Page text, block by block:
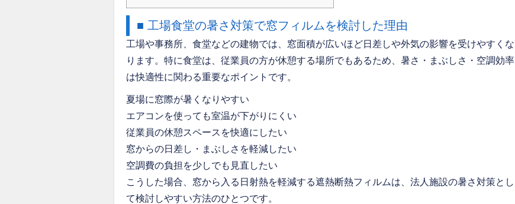
■ 工場食堂の暑さ対策で窓フィルムを検討した理由
工場や事務所、食堂などの建物では、窓面積が広いほど日差しや外気の影響を受けやすくな
ります。特に食堂は、従業員の方が休憩する場所でもあるため、暑さ・まぶしさ・空調効率
は快適性に関わる重要なポイントです。
夏場に窓際が暑くなりやすい
エアコンを使っても室温が下がりにくい
従業員の休憩スペースを快適にしたい
窓からの日差し・まぶしさを軽減したい
空調費の負担を少しでも見直したい
こうした場合、窓から入る日射熱を軽減する遮熱断熱フィルムは、法人施設の暑さ対策とし
て検討しやすい方法のひとつです。